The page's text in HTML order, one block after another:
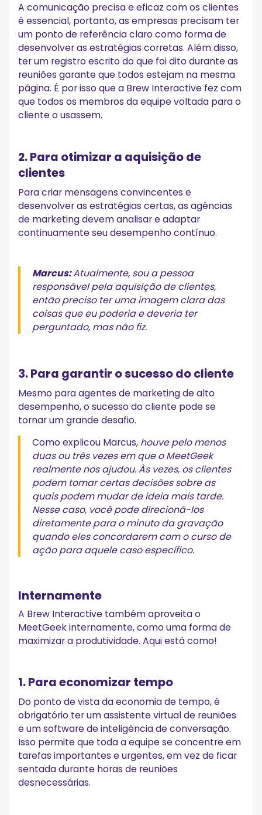
A comunicação precisa e eficaz com os clientes
é essencial, portanto, as empresas precisam ter
um ponto de referência claro como forma de
desenvolver as estratégias corretas. Além disso,
ter um registro escrito do que foi dito durante as
reuniões garante que todos estejam na mesma
página. É por isso que a Brew Interactive fez com
que todos os membros da equipe voltada para o
cliente o usassem.
2. Para otimizar a aquisição de
clientes
Para criar mensagens convincentes e
desenvolver as estratégias certas, as agências
de marketing devem analisar e adaptar
continuamente seu desempenho contínuo.
Marcus:Atualmente, sou a pessoa
responsável pela aquisição de clientes,
então preciso ter uma imagem clara das
coisas que eu poderia e deveria ter
perguntado, mas não fiz.
3. Para garantir o sucesso do cliente
Mesmo para agentes de marketing de alto
desempenho, o sucesso do cliente pode se
tornar um grande desafio.
Como explicou Marcus, houve pelo menos
duas ou três vezes em que o MeetGeek
realmente nos ajudou. Às vezes, os clientes
podem tomar certas decisões sobre as
quais podem mudar de ideia mais tarde.
Nesse caso, você pode direcioná-los
diretamente para o minuto da gravação
quando eles concordarem com o curso de
ação para aquele caso específico.
Internamente
A Brew Interactive também aproveita o
MeetGeek internamente, como uma forma de
maximizar a produtividade. Aqui está como!
1. Para economizar tempo
Do ponto de vista da economia de tempo, é
obrigatório ter um assistente virtual de reuniões
e um software de inteligência de conversação.
Isso permite que toda a equipe se concentre em
tarefas importantes e urgentes, em vez de ficar
sentada durante horas de reuniões
desnecessárias.